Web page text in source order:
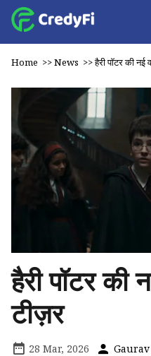
Home >>News >>हैरी पॉटर की नई
हैरी पॉटर की
टीज़र
28 Mar, 2026